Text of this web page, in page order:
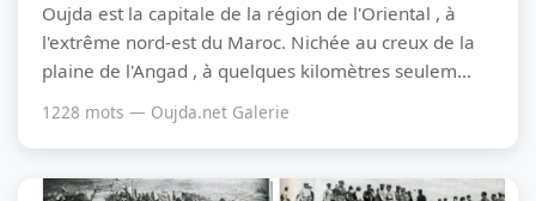
Oujda est la capitale de la région de l'Oriental , à
l'extrême nord-est du Maroc. Nichée au creux de la
plaine de l'Angad , à quelques kilomètres seulem...
1228 mots — Oujda.net Galerie